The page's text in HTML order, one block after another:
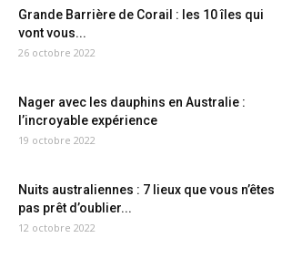
Grande Barrière de Corail : les 10 îles qui
vont vous...
26 octobre 2022
Nager avec les dauphins en Australie :
l’incroyable expérience
19 octobre 2022
Nuits australiennes : 7 lieux que vous n’êtes
pas prêt d’oublier...
12 octobre 2022